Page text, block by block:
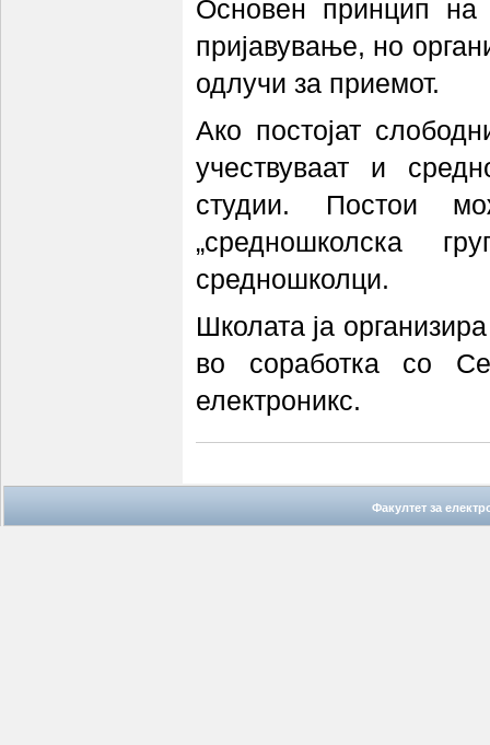
Основен принцип на
пријавување, но
одлучи за приемот.
Ако постојат
учествуваат и
студии. Постои
„средношколска
средношколци.
Школата ја
во соработка со
електроникс.
Факултет за